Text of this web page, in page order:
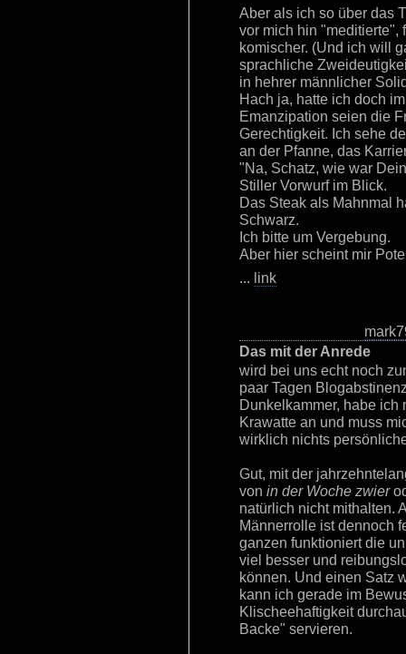
Aber als ich so über das
vor mich hin "meditierte",
komischer. (Und ich will
sprachliche
in hehrer männlicher
Hach ja, hatte ich doch
Emanzipation seien die
Gerechtigkeit. Ich sehe
an der Pfanne, das
"Na, Schatz, wie war
Stiller Vorwurf im Blick.
Das Steak als Mahnmal
Schwarz.
Ich bitte um Vergebung.
Aber hier scheint mir
... link
Das mit der Anrede
wird bei uns echt noch
paar Tagen
Dunkelkammer, habe
Krawatte an und muss
wirklich nichts
Gut, mit der
von in der Woche zwier
natürlich nicht mithalten.
Männerrolle ist dennoch
ganzen funktioniert die
viel besser und
können. Und einen Satz
kann ich gerade im
Klischeehaftigkeit
Backe" servieren.